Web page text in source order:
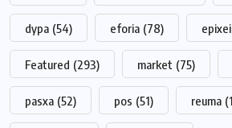
dypa (54) eforia (78)
Featured (293) market (75)
pasxa (52) pos (51) reuma